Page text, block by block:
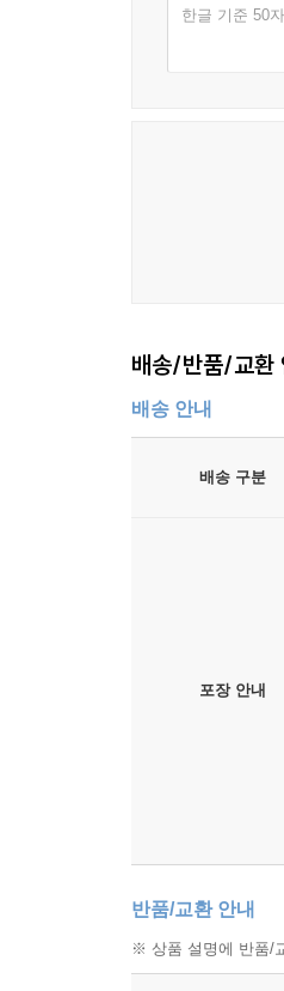
한글 기준 50
배송/반품/교환
배송 안내
배송 구분
포장 안내
반품/교환 안내
※ 상품 설명에 반품/